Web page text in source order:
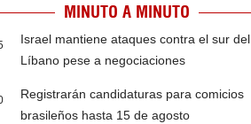
MINUTO A MINUTO
Israel mantiene ataques contra el sur del
Líbano pese a negociaciones
Registrarán candidaturas para comicios
brasileños hasta 15 de agosto